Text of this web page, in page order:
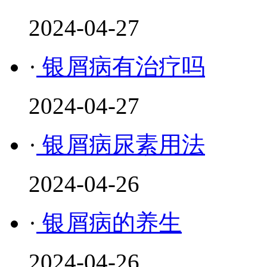
2024-04-27
· 银屑病有治疗吗
2024-04-27
· 银屑病尿素用法
2024-04-26
· 银屑病的养生
2024-04-26